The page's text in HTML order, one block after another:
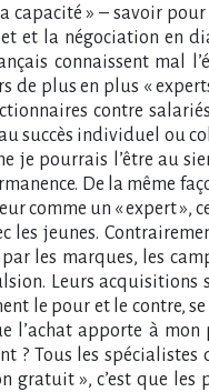
capacité » – savoir
la négociation en
connaissent mal
plus en plus «
contre
succès individuel ou
je pourrais l’être au
De la même
comme un « expert
les jeunes.
les marques, les
Leurs
le pour et le contre,
l’achat apporte à
? Tous les
gratuit », c’est que